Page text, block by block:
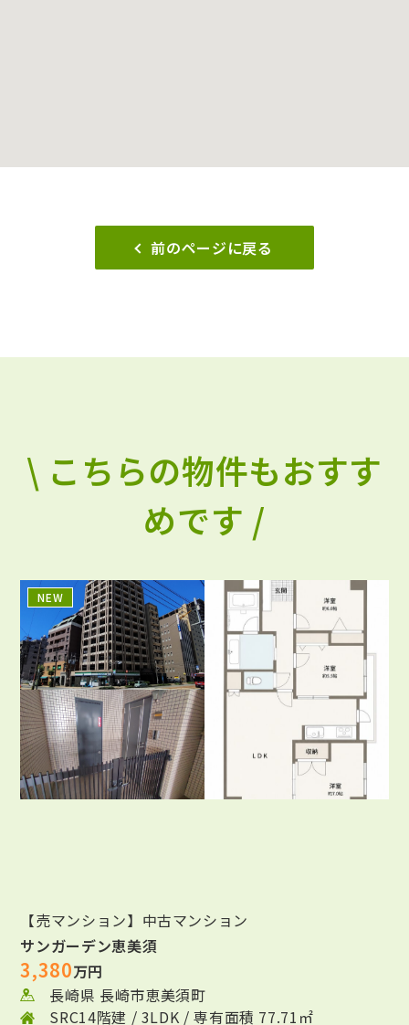
前のページに戻る
\ こちらの物件もおすす
めです /
NEW
【売マンション】中古マンション
サンガーデン恵美須
3,380万円
長崎県 長崎市恵美須町
SRC14階建 / 3LDK / 専有面積 77.71㎡